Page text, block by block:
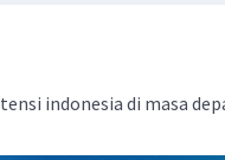
indonesia di masa